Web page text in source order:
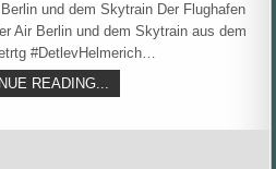
HIN
UND
ZURÜCK
und dem Skytrain Der Flughafen
Air Berlin und dem Skytrain aus dem
#DetlevHelmerich…
READING...
DÜSSELDORF
AIR